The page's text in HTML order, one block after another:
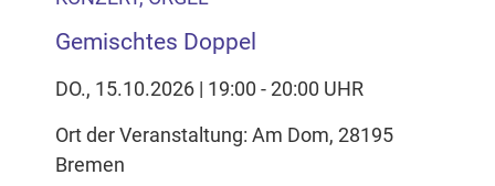
Gemischtes Doppel
DO., 15.10.2026 | 19:00 - 20:00 UHR
Ort der Veranstaltung: Am Dom, 28195
Bremen